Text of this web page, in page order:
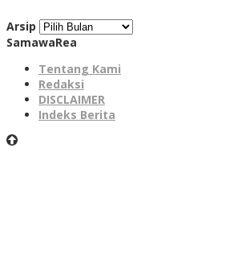
Arsip
SamawaRea
Tentang Kami
Redaksi
DISCLAIMER
Indeks Berita